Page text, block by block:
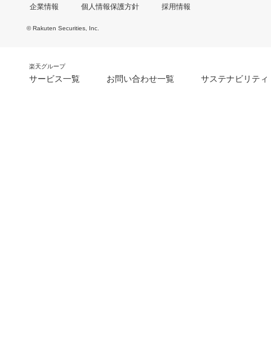
企業情報 個人情報保護方針 採用情報
© Rakuten Securities, Inc.
楽天グループ
サービス一覧 お問い合わせ一覧 サステナビリティ